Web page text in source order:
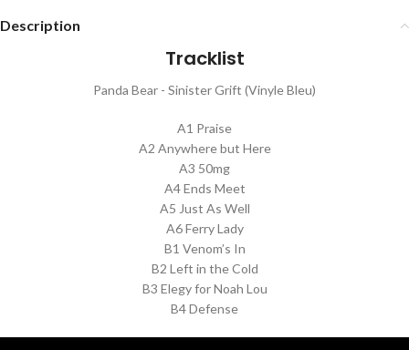
Description
Tracklist
Panda Bear - Sinister Grift (Vinyle Bleu)
A1 Praise
A2 Anywhere but Here
A3 50mg
A4 Ends Meet
A5 Just As Well
A6 Ferry Lady
B1 Venom’s In
B2 Left in the Cold
B3 Elegy for Noah Lou
B4 Defense